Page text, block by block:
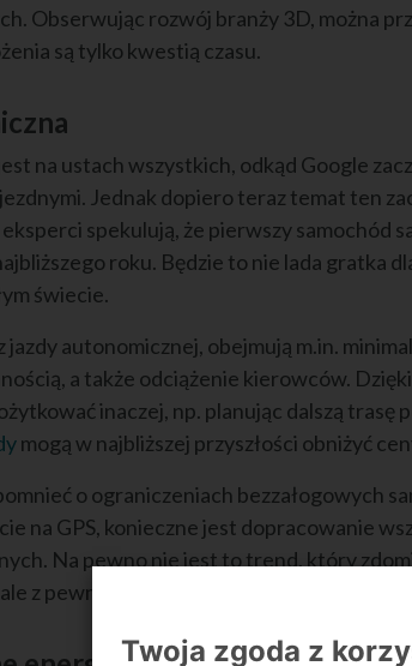
Obserwując rozwój branży 3D, można
są tylko kwestią czasu.
na ustach wszystkich, odkąd Google
Jednak dopiero teraz temat ten
spekulują, że pierwszy samochód
roku. Będzie to nie lada gratka
świecie.
jazdy autonomicznej, obejmują m.in.
a także odciążenie kierowców.
inaczej, np. planując dalszą trasę
mogą w najbliższej przyszłości obniżyć
o ograniczeniach bezzałogowych
na GPS, konieczne jest dopracowanie
Na pewno nie jest to trend, który
z pewnością będzie się dynamicznie
Twoja zgoda z